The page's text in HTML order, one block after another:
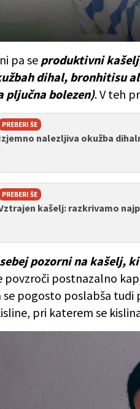
pa se produktivni kašelj
dihal, bronhitisu
pljučna bolezen). V teh
PREBERI ŠE
nalezljiva okužba
PREBERI ŠE
kašelj: razkrivamo
pozorni na kašelj,
povzroči postnazalno
se pogosto poslabša
pri katerem se